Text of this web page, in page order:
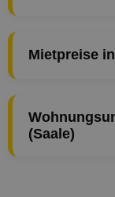
Mietpreise
(Saale)